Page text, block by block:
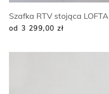
Szafka RTV stojąca LOFTA
od 3 299,00 zł